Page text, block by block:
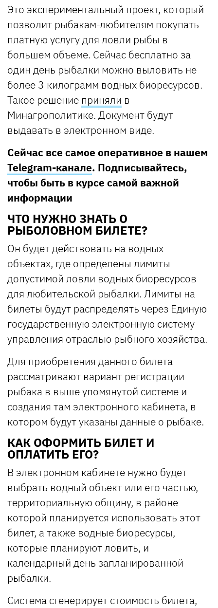
Это экспериментальный проект, который
позволит рыбакам-любителям покупать
платную услугу для ловли рыбы в
большем объеме. Сейчас бесплатно за
один день рыбалки можно выловить не
более 3 килограмм водных биоресурсов.
Такое решение приняли в
Минагрополитике. Документ будут
выдавать в электронном виде.
Сейчас все самое оперативное в нашем
Telegram-канале. Подписывайтесь,
чтобы быть в курсе самой важной
информации
ЧТО НУЖНО ЗНАТЬ О
РЫБОЛОВНОМ БИЛЕТЕ?
Он будет действовать на водных
объектах, где определены лимиты
допустимой ловли водных биоресурсов
для любительской рыбалки. Лимиты на
билеты будут распределять через Единую
государственную электронную систему
управления отраслью рыбного хозяйства.
Для приобретения данного билета
рассматривают вариант регистрации
рыбака в выше упомянутой системе и
создания там электронного кабинета, в
котором будут указаны данные о рыбаке.
КАК ОФОРМИТЬ БИЛЕТ И
ОПЛАТИТЬ ЕГО?
В электронном кабинете нужно будет
выбрать водный объект или его частью,
территориальную общину, в районе
которой планируется использовать этот
билет, а также водные биоресурсы,
которые планируют ловить, и
календарный день запланированной
рыбалки.
Система сгенерирует стоимость билета,